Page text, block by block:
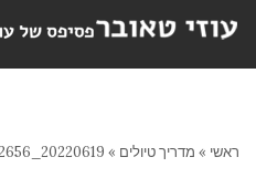
ראשי » מדריך טיולים »
20220619_092656-C